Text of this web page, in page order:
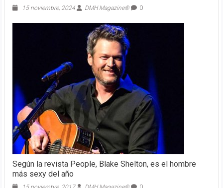
15 noviembre, 2024 DMH Magazine® 0
Según la revista People, Blake Shelton, es el hombre
más sexy del año